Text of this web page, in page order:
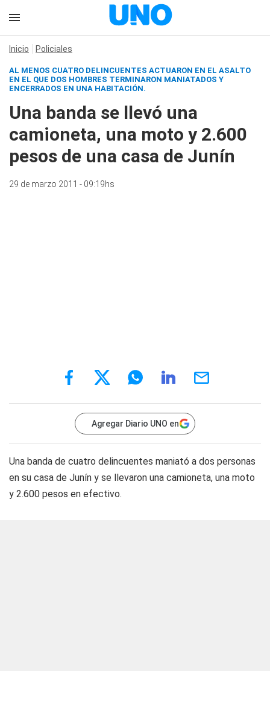
Inicio Policiales
AL MENOS CUATRO DELINCUENTES ACTUARON EN EL ASALTO
EN EL QUE DOS HOMBRES TERMINARON MANIATADOS Y
ENCERRADOS EN UNA HABITACIÓN.
Una banda se llevó una
camioneta, una moto y 2.600
pesos de una casa de Junín
29 de marzo 2011 - 09:19hs
Agregar Diario UNO en
Una banda de cuatro delincuentes maniató a dos personas
en su casa de Junín y se llevaron una camioneta, una moto
y 2.600 pesos en efectivo.